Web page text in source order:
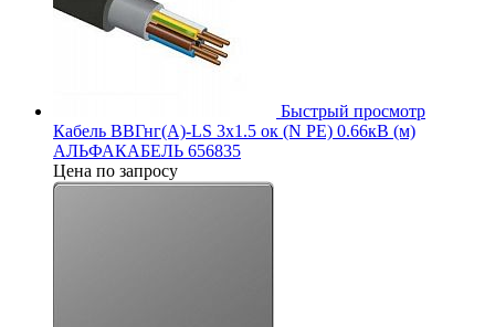
Быстрый просмотр
Кабель ВВГнг(А)-LS 3х1.5 ок (N PE) 0.66кВ (м)
АЛЬФАКАБЕЛЬ 656835
Цена по запросу